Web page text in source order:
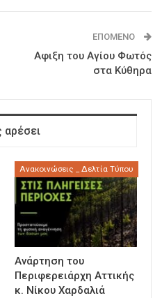
ΕΠΌΜΕΝΟ
Αφιξη του Αγίου Φωτός
στα Κύθηρα
αρέσει
Ανακοινώσεις _ Δελτία Τύπου
Ανάρτηση του
Περιφερειάρχη Αττικής
κ. Νίκου Χαρδαλιά